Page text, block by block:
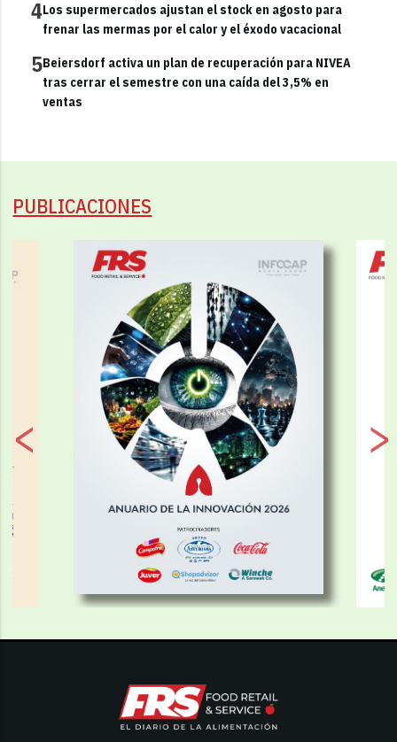
4Los supermercados ajustan el stock en agosto para
frenar las mermas por el calor y el éxodo vacacional
5Beiersdorf activa un plan de recuperación para NIVEA
tras cerrar el semestre con una caída del 3,5% en
ventas
PUBLICACIONES